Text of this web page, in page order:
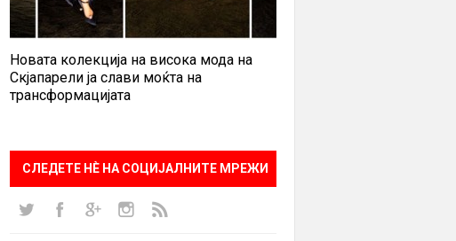
Новата колекција на висока мода на
Скјапарели ја слави моќта на
трансформацијата
СЛЕДЕТЕ НÈ НА СОЦИЈАЛНИТЕ МРЕЖИ